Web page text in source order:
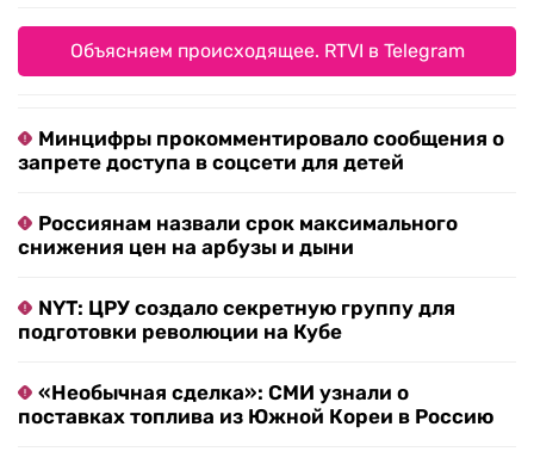
Объясняем происходящее. RTVI в Telegram
Минцифры прокомментировало сообщения о
запрете доступа в соцсети для детей
Россиянам назвали срок максимального
снижения цен на арбузы и дыни
NYT: ЦРУ создало секретную группу для
подготовки революции на Кубе
«Необычная сделка»: СМИ узнали о
поставках топлива из Южной Кореи в Россию